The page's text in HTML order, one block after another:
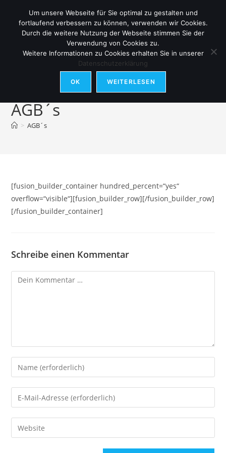
springen
AGB´s
> AGB´s
[fusion_builder_container hundred_percent=“yes“
overflow=“visible“][fusion_builder_row][/fusion_builder_row]
[/fusion_builder_container]
Schreibe einen Kommentar
Kommentar
Gib
deinen
Namen
oder
zum
Kommentieren
Gib
deine
E-
Mail-
Gib
deine
Um unsere Webseite für Sie optimal zu gestalten und
fortlaufend verbessern zu können, verwenden wir Cookies.
Durch die weitere Nutzung der Webseite stimmen Sie der
Verwendung von Cookies zu.
Weitere Informationen zu Cookies erhalten Sie in unserer
Datenschutzerklärung
OK WEITERLESEN